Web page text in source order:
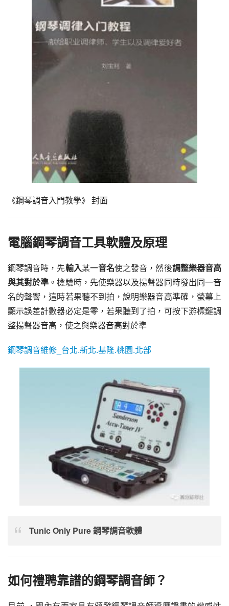
《鋼琴調音入門教學》 封面
電腦鋼琴調音工具軟體及原理
鋼琴調音時，先輸入某一音名使之發音，然後調整樂器音高
與其對於準 。檢驗時，先使樂器以及揚聲器同時發出同一音
名的聲響，這時若果聽不到拍，說明樂器音高準確，螢幕上
顯示誤差計數器必定是零，若果聽到了拍，可按下游標鍵調
整揚聲器音高，使之與樂器音高對於準
鋼琴調音維修_台北.新北.基隆.桃園.北部
Tunic Only Pure 鋼琴調音軟體
如何禮聘靠譜的鋼琴調音師？